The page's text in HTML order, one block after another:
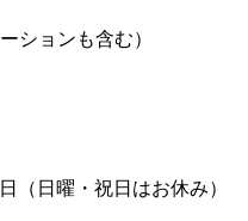
ションも含む）
（日曜・祝日はお休み）